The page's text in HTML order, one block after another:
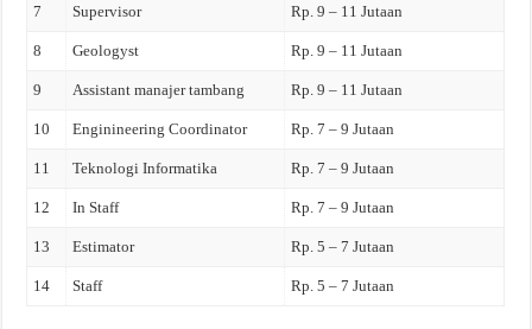
7 Supervisor Rp. 9 – 11 Jutaan
8 Geologyst Rp. 9 – 11 Jutaan
9 Assistant manajer tambang Rp. 9 – 11 Jutaan
10 Enginineering Coordinator Rp. 7 – 9 Jutaan
11 Teknologi Informatika Rp. 7 – 9 Jutaan
12 In Staff Rp. 7 – 9 Jutaan
13 Estimator Rp. 5 – 7 Jutaan
14 Staff Rp. 5 – 7 Jutaan